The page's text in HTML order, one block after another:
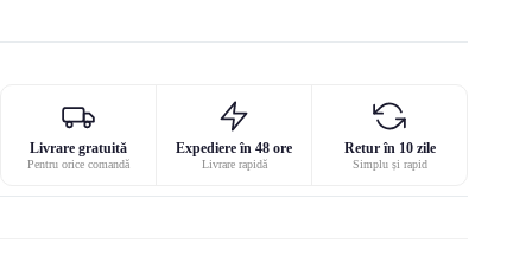
Livrare gratuită
Pentru orice comandă
Expediere în 48 ore
Livrare rapidă
Retur în 10 zile
Simplu și rapid